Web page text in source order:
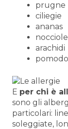
prugne
ciliegie
ananas
nocciole
arachidi
E per chi è
sono gli
particolari:
soleggiate,